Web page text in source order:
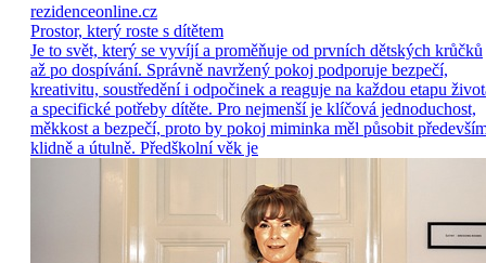
rezidenceonline.cz
Prostor, který roste s dítětem
Je to svět, který se vyvíjí a proměňuje od prvních dětských krůčků
až po dospívání. Správně navržený pokoj podporuje bezpečí,
kreativitu, soustředění i odpočinek a reaguje na každou etapu
a specifické potřeby dítěte. Pro nejmenší je klíčová jednoduchost,
měkkost a bezpečí, proto by pokoj miminka měl působit
klidně a útulně. Předškolní věk je